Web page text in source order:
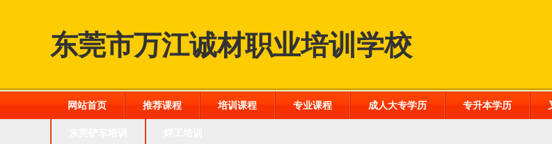
东莞市万江诚材职业培训学校
网站首页 推荐课程 培训课程 专业课程 成人大专学历 专升本学历